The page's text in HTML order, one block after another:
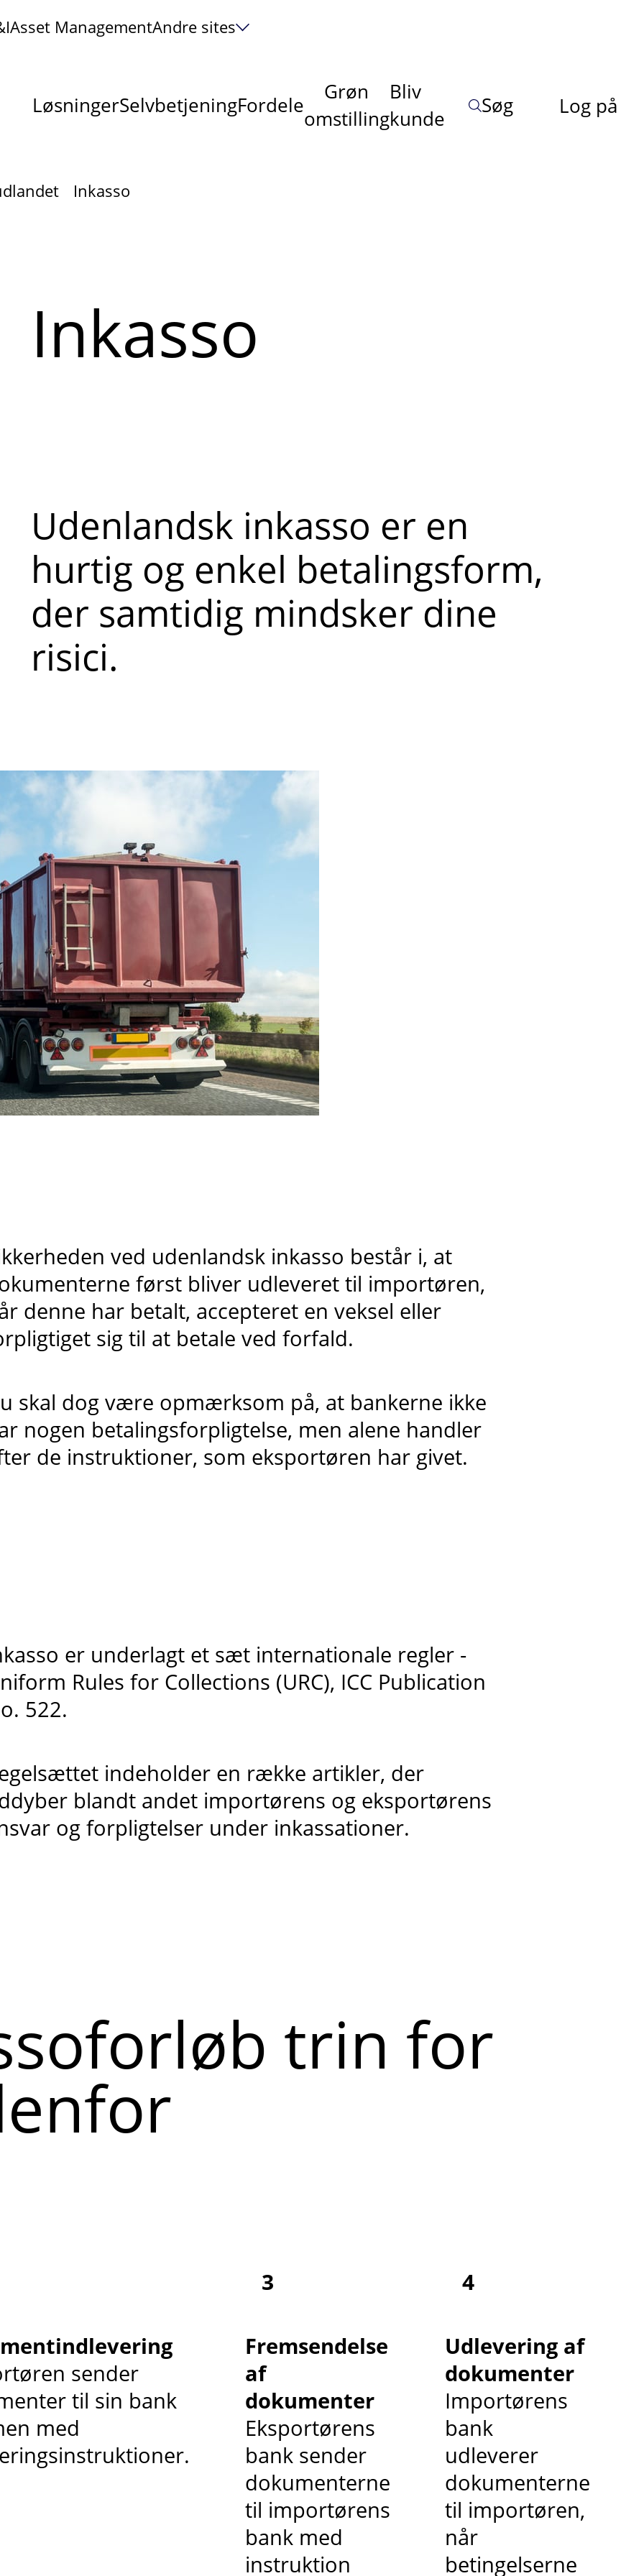
Asset ManagementAndre sites
LøsningerSelvbetjeningFordele
Grøn
omstilling
Bliv
kunde
Søg Log på
Inkasso
Inkasso
Udenlandsk inkasso er en
hurtig og enkel betalingsform,
der samtidig mindsker dine
risici.
ved udenlandsk inkasso består i, at
først bliver udleveret til importøren,
denne har betalt, accepteret en veksel eller
sig til at betale ved forfald.
skal dog være opmærksom på, at bankerne ikke
nogen betalingsforpligtelse, men alene handler
de instruktioner, som eksportøren har givet.
er underlagt et sæt internationale regler -
Rules for Collections (URC), ICC Publication
522.
indeholder en række artikler, der
blandt andet importørens og eksportørens
og forpligtelser under inkassationer.
trin for
sender
til sin bank
med
3
Fremsendelse
af
dokumenter
Eksportørens
bank sender
dokumenterne
til importørens
bank med
instruktion
4
Udlevering af
dokumenter
Importørens
bank
udleverer
dokumenterne
til importøren,
når
betingelserne